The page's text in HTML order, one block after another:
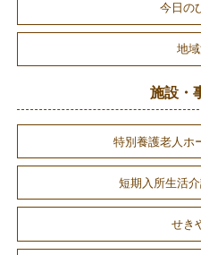
今日の
地
施設・
特別養護老人
短期入所生活
せき